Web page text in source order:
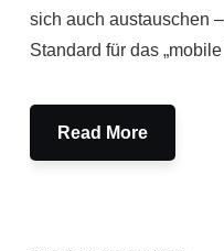
sich auch austauschen
Standard für das
Read More